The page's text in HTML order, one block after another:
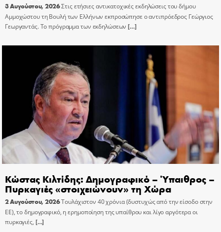
3 Αυγούστου, 2026Στις ετήσιες αντικατοχικές εκδηλώσεις του δήμου
Αμμοχώστου τη Βουλή των Ελλήνων εκπροσώπησε ο αντιπρόεδρος Γεώργιος
Γεωργαντάς. Το πρόγραμμα των εκδηλώσεων […]
Κώστας Κιλτίδης: Δημογραφικό – Ύπαιθρος –
Πυρκαγιές «στοιχειώνουν» τη Χώρα
2 Αυγούστου, 2026Τουλάχιστον 40 χρόνια (δυστυχώς από την είσοδο στην
ΕΕ), το δημογραφικό, η ερημοποίηση της υπαίθρου και λίγο αργότερα οι
πυρκαγιές, […]